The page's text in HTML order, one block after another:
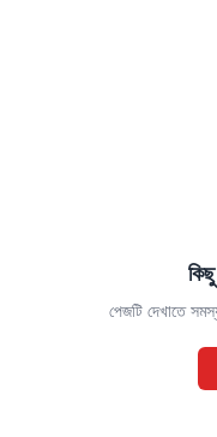
পেজটি দেখাতে